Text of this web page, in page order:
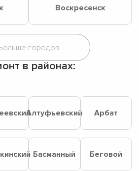
Воскресенск
в районах:
Алтуфьевский Арбат
Басманный Беговой